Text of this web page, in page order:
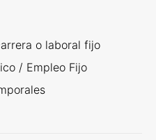
o laboral fijo
/ Empleo Fijo